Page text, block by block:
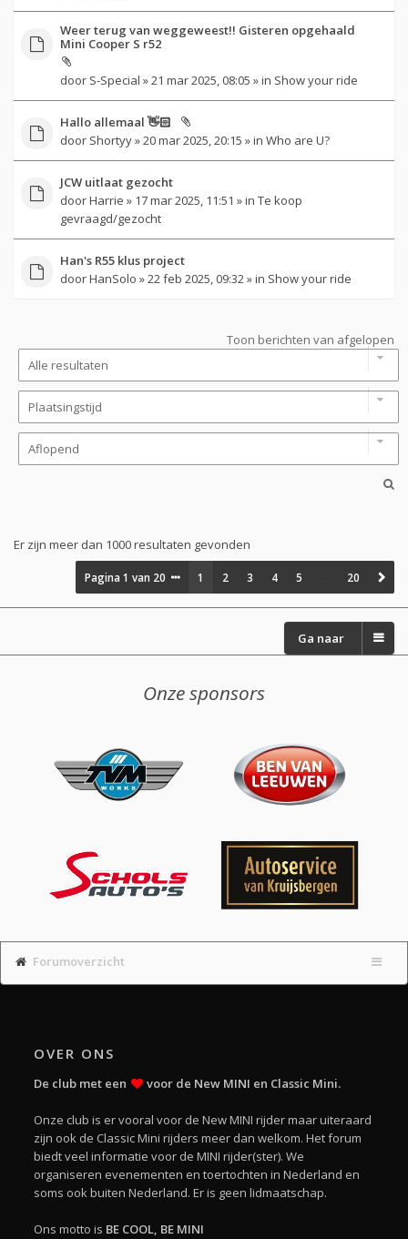
Weer terug van weggeweest!! Gisteren opgehaald
Mini Cooper S r52
door S-Special » 21 mar 2025, 08:05 » in Show your ride
Hallo allemaal 👋🏻
door Shortyy» 20 mar 2025, 20:15 » in Who are U?
JCW uitlaat gezocht
doorHarrie » 17 mar 2025, 11:51 » in Te koop
gevraagd/gezocht
Han's R55 klus project
doorHanSolo » 22 feb 2025, 09:32 » in Show your ride
Toon berichten van afgelopen
Er zijn meer dan 1000 resultaten gevonden
Pagina1 van 20 1 2 3 4 5 20
Ga naar
Onze sponsors
Forumoverzicht
OVER ONS
De club met een voor de New MINI en Classic Mini.
Onze club is er vooral voor de New MINI rijder maar uiteraard
zijn ook de Classic Mini rijders meer dan welkom. Het forum
biedt veel informatie voor de MINI rijder(ster). We
organiseren evenementen en toertochten in Nederland en
soms ook buiten Nederland. Er is geen lidmaatschap.
Ons motto is BE COOL, BE MINI